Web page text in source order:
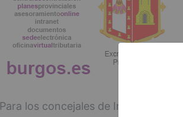
Para los concejales de Imagina